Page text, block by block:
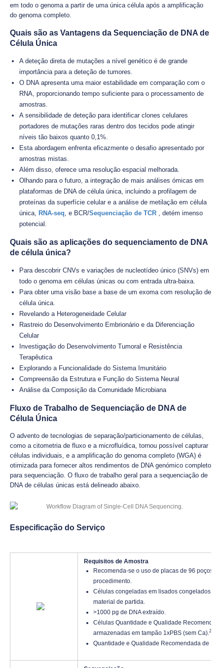
em todo o genoma a partir de uma única célula após a amplificação
do genoma completo.
Quais são as Vantagens da Sequenciação de DNA de
Célula Única
A deteção direta de mutações a nível genético é de grande
importância para a deteção de tumores.
O DNA apresenta uma maior estabilidade em comparação com o
RNA, proporcionando tempo suficiente para o processamento de
amostras.
A sensibilidade de deteção para identificar clones celulares
portadores de mutações raras dentro dos tecidos pode atingir
níveis tão baixos quanto 0,1%.
Esta abordagem enfrenta eficazmente o desafio apresentado por
amostras mistas.
Além disso, oferece uma resolução espacial melhorada.
Olhando para o futuro, a integração de mais análises ómicas em
plataformas de DNA de célula única, incluindo a profilagem de
proteínas da superfície celular e a análise de metilação em célula
única, RNA-seq, e BCR/Sequenciação de TCR , detém imenso
potencial.
Quais são as aplicações do sequenciamento de DNA
de célula única?
Para descobrir CNVs e variações de nucleotídeo único (SNVs) em
todo o genoma em células únicas ou com entrada ultra-baixa.
Para obter uma visão base a base de um exoma com resolução de
célula única.
Revelando a Heterogeneidade Celular
Rastreio do Desenvolvimento Embrionário e da Diferenciação
Celular
Investigação do Desenvolvimento Tumoral e Resistência
Terapêutica
Explorando a Funcionalidade do Sistema Imunitário
Compreensão da Estrutura e Função do Sistema Neural
Análise da Composição da Comunidade Microbiana
Fluxo de Trabalho de Sequenciação de DNA de
Célula Única
O advento de tecnologias de separação/particionamento de células,
como a citometria de fluxo e a microfluídica, tornou possível capturar
células individuais, e a amplificação do genoma completo (WGA) é
otimizada para fornecer altos rendimentos de DNA genómico completo
para sequenciação. O fluxo de trabalho geral para a sequenciação de
DNA de células únicas está delineado abaixo.
Especificação do Serviço
Requisitos de Amostra
Recomenda-se o uso de placas de 96 poços
procedimento.
Células congeladas em lisados congelados
material de partida.
>1000 pg de DNA extraído.
Células Quantidade e Qualidade
armazenadas em tampão 1xPBS (sem Ca).2+
Quantidade e Qualidade Recomendada de